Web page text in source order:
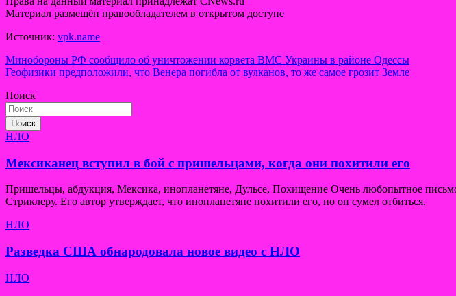
Материал размещён правообладателем в открытом доступе
Источник: vpk.name
Навигация
по
записям
Минобороны РФ сообщило об уничтожении корвета ВМС Украины в районе Одессы
Геофизики предположили, что Венера погибла от вулканов, то же самое грозит Земле
Поиск
Поиск
НЛО
Мексиканец вступил в бой с пришельцами, когда они похитили его
Пришельцы, абдукция, Мексика, инопланетяне, Дульсе, Похищение Очень любопытное
Стриклеру. Его автор утверждает, что инопланетяне похитили его, но он сумел отбиться.
НЛО
Разведка США обнародовала новое видео с НЛО
НЛО